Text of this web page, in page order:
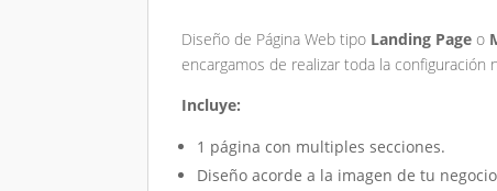
Diseño de Página Web tipo Landing Page o
encargamos de realizar toda la
Incluye:
1 página con multiples secciones.
Diseño acorde a la imagen de tu